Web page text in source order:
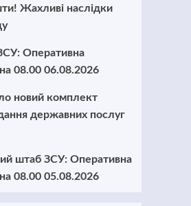
Жахливі наслідки
Оперативна
08.00 06.08.2026
новий комплект
державних послуг
штаб ЗСУ: Оперативна
08.00 05.08.2026